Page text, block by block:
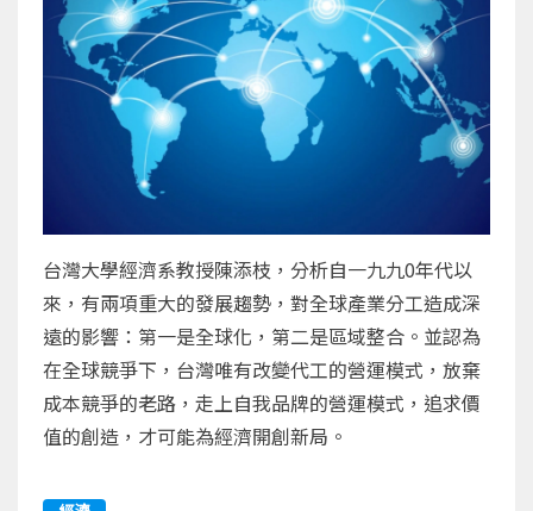
台灣大學經濟系教授陳添枝，分析自一九九0年代以
來，有兩項重大的發展趨勢，對全球產業分工造成深
遠的影響：第一是全球化，第二是區域整合。並認為
在全球競爭下，台灣唯有改變代工的營運模式，放棄
成本競爭的老路，走上自我品牌的營運模式，追求價
值的創造，才可能為經濟開創新局。